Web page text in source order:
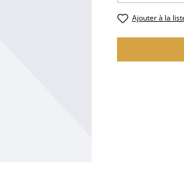
Ajouter à la